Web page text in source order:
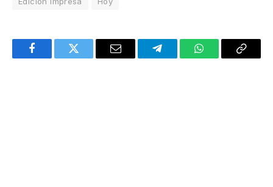
FacebookTwitter Email TelegramWhatsAppCopy